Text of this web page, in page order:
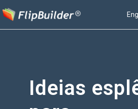
Ideias